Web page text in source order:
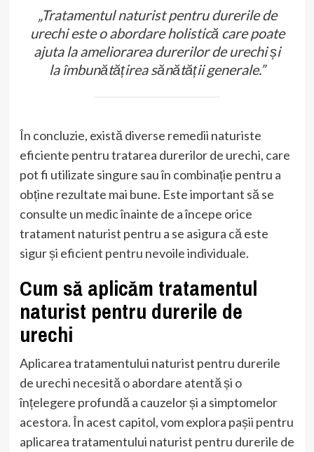
„Tratamentul naturist pentru durerile de
urechi este o abordare holistică care poate
ajuta la ameliorarea durerilor de urechi și
la îmbunătățirea sănătății generale.”
În concluzie, există diverse remedii naturiste
eficiente pentru tratarea durerilor de urechi, care
pot fi utilizate singure sau în combinație pentru a
obține rezultate mai bune. Este important să se
consulte un medic înainte de a începe orice
tratament naturist pentru a se asigura că este
sigur și eficient pentru nevoile individuale.
Cum să aplicăm tratamentul
naturist pentru durerile de
urechi
Aplicarea tratamentului naturist pentru durerile
de urechi necesită o abordare atentă și o
înțelegere profundă a cauzelor și a simptomelor
acestora. În acest capitol, vom explora pașii pentru
aplicarea tratamentului naturist pentru durerile de